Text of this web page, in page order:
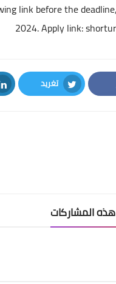
link before the
2024. Apply link:
تغريد
Twitter
المشاركات